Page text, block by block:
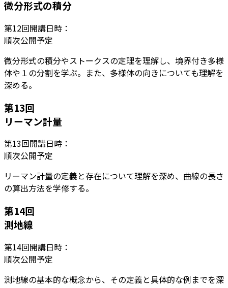
微分形式の積分
第12回開講日時：
順次公開予定
微分形式の積分やストークスの定理を理解し、境界付き多様
体や１の分割を学ぶ。また、多様体の向きについても理解を
深める。
第13回
リーマン計量
第13回開講日時：
順次公開予定
リーマン計量の定義と存在について理解を深め、曲線の長さ
の算出方法を学修する。
第14回
測地線
第14回開講日時：
順次公開予定
測地線の基本的な概念から、その定義と具体的な例までを深